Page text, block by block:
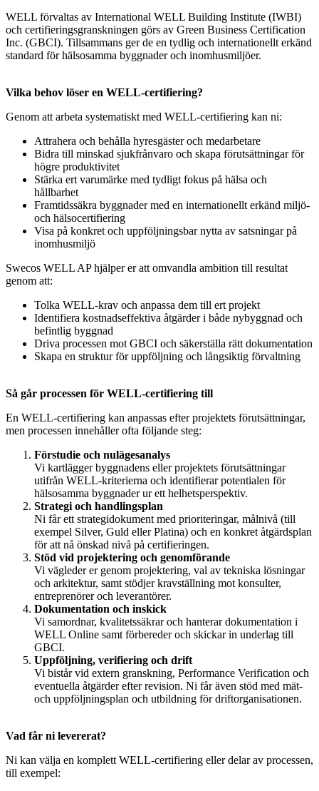
WELL förvaltas av International WELL Building Institute (IWBI)
och certifieringsgranskningen görs av Green Business Certification
Inc. (GBCI). Tillsammans ger de en tydlig och internationellt erkänd
standard för hälsosamma byggnader och inomhusmiljöer.
Vilka behov löser en WELL‑certifiering?
Genom att arbeta systematiskt med WELL‑certifiering kan ni:
Attrahera och behålla hyresgäster och medarbetare
Bidra till minskad sjukfrånvaro och skapa förutsättningar för
högre produktivitet
Stärka ert varumärke med tydligt fokus på hälsa och
hållbarhet
Framtidssäkra byggnader med en internationellt erkänd miljö-
och hälsocertifiering
Visa på konkret och uppföljningsbar nytta av satsningar på
inomhusmiljö
Swecos WELL AP hjälper er att omvandla ambition till resultat
genom att:
Tolka WELL‑krav och anpassa dem till ert projekt
Identifiera kostnadseffektiva åtgärder i både nybyggnad och
befintlig byggnad
Driva processen mot GBCI och säkerställa rätt dokumentation
Skapa en struktur för uppföljning och långsiktig förvaltning
Så går processen för WELL‑certifiering till
En WELL‑certifiering kan anpassas efter projektets förutsättningar,
men processen innehåller ofta följande steg:
Förstudie och nulägesanalys
Vi kartlägger byggnadens eller projektets förutsättningar
utifrån WELL‑kriterierna och identifierar potentialen för
hälsosamma byggnader ur ett helhetsperspektiv.
Strategi och handlingsplan
Ni får ett strategidokument med prioriteringar, målnivå (till
exempel Silver, Guld eller Platina) och en konkret åtgärdsplan
för att nå önskad nivå på certifieringen.
Stöd vid projektering och genomförande
Vi vägleder er genom projektering, val av tekniska lösningar
och arkitektur, samt stödjer kravställning mot konsulter,
entreprenörer och leverantörer.
Dokumentation och inskick
Vi samordnar, kvalitetssäkrar och hanterar dokumentation i
WELL Online samt förbereder och skickar in underlag till
GBCI.
Uppföljning, verifiering och drift
Vi bistår vid extern granskning, Performance Verification och
eventuella åtgärder efter revision. Ni får även stöd med mät‑
och uppföljningsplan och utbildning för driftorganisationen.
Vad får ni levererat?
Ni kan välja en komplett WELL‑certifiering eller delar av processen,
till exempel: